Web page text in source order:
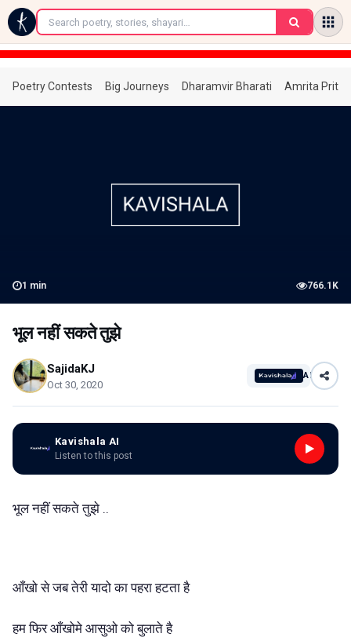
←
Poetry Contests Big Journeys Dharamvir Bharati Amrita
1 min 766.1K
भूल नहीं सकते तुझे
SajidaKJ
Oct 30, 2020
AI
Kavishala AI
Listen to this post
भूल नहीं सकते तुझे ..
आँखो से जब तेरी यादो का पहरा हटता है
हम फिर आँखोमे आसुओ को बुलाते है